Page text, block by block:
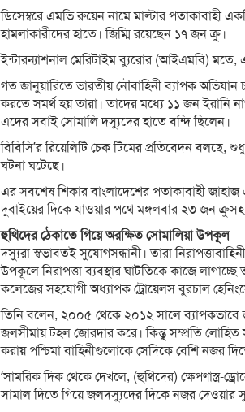
ডিসেম্বরে এমভি রুয়েন নামে মাল্টার পতাকাবাহী
হামলাকারীদের হাতে। জিম্মি রয়েছেন ১৭ জন ক্রু।
ইন্টারন্যাশনাল মেরিটাইম ব্যুরোর (আইএমবি) মতে,
গত জানুয়ারিতে ভারতীয় নৌবাহিনী ব্যাপক অভিযান
করতে সমর্থ হয় তারা। তাদের মধ্যে ১১ জন ইরানি
এদের সবাই সোমালি দস্যুদের হাতে বন্দি ছিলেন।
বিবিসি’র রিয়েলিটি চেক টিমের প্রতিবেদন
ঘটনা ঘটেছে।
এর সবশেষ শিকার বাংলাদেশের পতাকাবাহী
দুবাইয়ের দিকে যাওয়ার পথে মঙ্গলবার ২৩ জন ক্রুসহ
হুথিদের ঠেকাতে গিয়ে অরক্ষিত সোমালিয়া উপকূল
দস্যুরা স্বভাবতই সুযোগসন্ধানী। তারা
উপকূলে নিরাপত্তা ব্যবস্থার ঘাটতিকে কাজে
কলেজের সহযোগী অধ্যাপক ট্রোয়েলস বুরচাল
তিনি বলেন, ২০০৫ থেকে ২০১২ সালে ব্যাপকভাবে
জলসীমায় টহল জোরদার করে। কিন্তু সম্প্রতি লোহিত
করায় পশ্চিমা বাহিনীগুলোকে সেদিকে বেশি নজর
‘সামরিক দিক থেকে দেখলে, (হুথিদের) ক্ষেপণাস্ত্র-
সামাল দিতে গিয়ে জলদস্যুদের দিকে নজর দেওয়ার